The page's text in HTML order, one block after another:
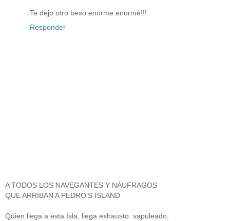
Te dejo otro beso enorme enorme!!!
Responder
A TODOS LOS NAVEGANTES Y NÁUFRAGOS
QUE ARRIBAN A PEDRO’S ISLAND
Quien llega a esta Isla, llega exhausto: vapuleado,